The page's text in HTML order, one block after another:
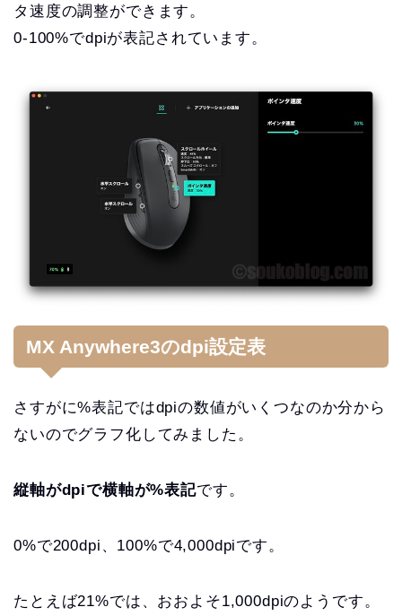
タ速度の調整ができます。
0-100%でdpiが表記されています。
MX Anywhere3のdpi設定表
さすがに%表記ではdpiの数値がいくつなのか分から
ないのでグラフ化してみました。
縦軸がdpiで横軸が%表記です。
0%で200dpi、100%で4,000dpiです。
たとえば21%では、おおよそ1,000dpiのようです。